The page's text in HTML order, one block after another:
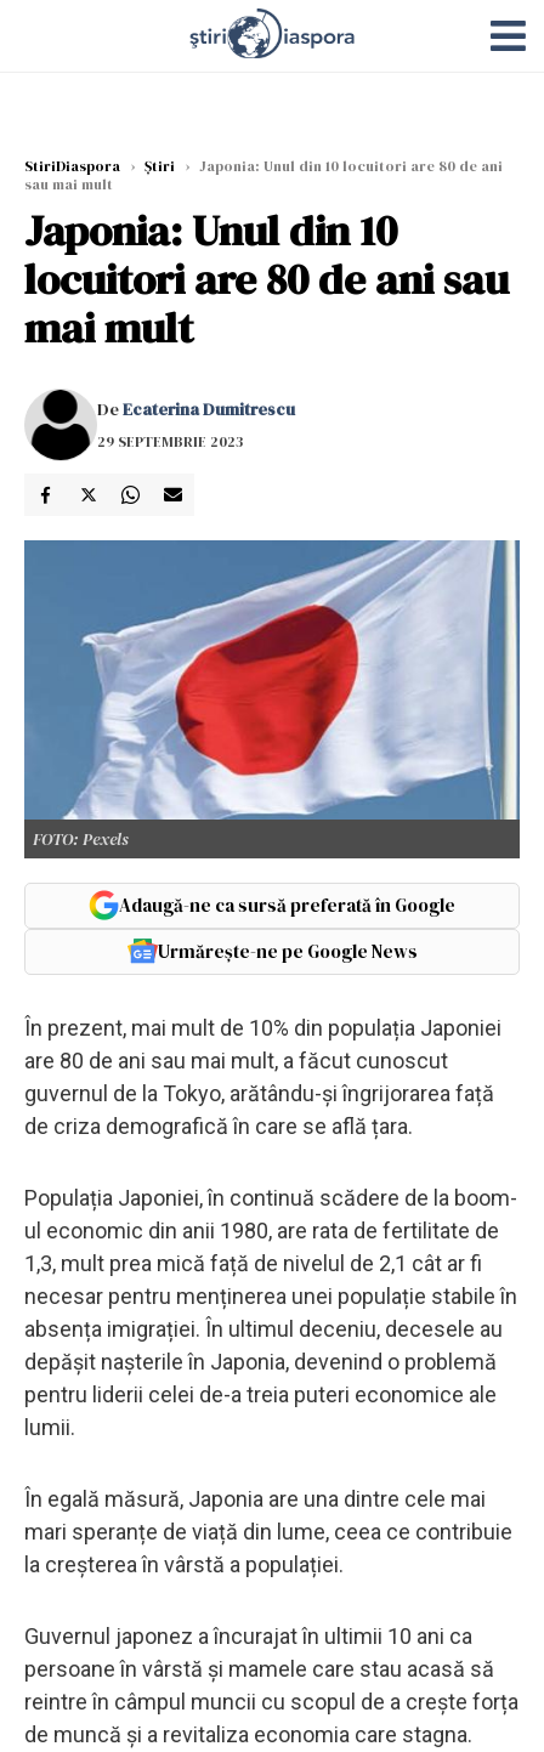
StiriDiaspora › Știri › Japonia: Unul din 10 locuitori are 80 de ani
sau mai mult
Japonia: Unul din 10
locuitori are 80 de ani sau
mai mult
DeEcaterina Dumitrescu
29 SEPTEMBRIE 2023
FOTO: Pexels
Adaugă-ne ca sursă preferată în Google
Urmărește-ne pe Google News
În prezent, mai mult de 10% din populația Japoniei
are 80 de ani sau mai mult, a făcut cunoscut
guvernul de la Tokyo, arătându-și îngrijorarea față
de criza demografică în care se află țara.
Populația Japoniei, în continuă scădere de la boom-
ul economic din anii 1980, are rata de fertilitate de
1,3, mult prea mică față de nivelul de 2,1 cât ar fi
necesar pentru menținerea unei populație stabile în
absența imigrației. În ultimul deceniu, decesele au
depășit nașterile în Japonia, devenind o problemă
pentru liderii celei de-a treia puteri economice ale
lumii.
În egală măsură, Japonia are una dintre cele mai
mari speranțe de viață din lume, ceea ce contribuie
la creșterea în vârstă a populației.
Guvernul japonez a încurajat în ultimii 10 ani ca
persoane în vârstă și mamele care stau acasă să
reintre în câmpul muncii cu scopul de a crește forța
de muncă și a revitaliza economia care stagna.